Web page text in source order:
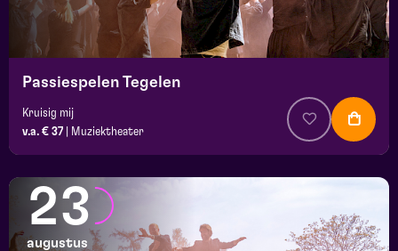
Passiespelen Tegelen
Kruisig mij
v.a. € 37
Muziektheater
23
augustus